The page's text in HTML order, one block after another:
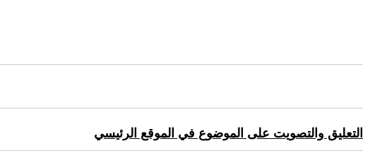
التعليق والتصويت على الموضوع في الموقع الرئيسي